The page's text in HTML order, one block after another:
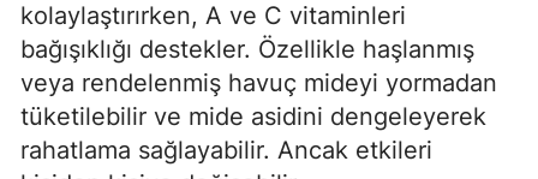
kolaylaştırırken, A ve C vitaminleri
bağışıklığı destekler. Özellikle haşlanmış
veya rendelenmiş havuç mideyi yormadan
tüketilebilir ve mide asidini dengeleyerek
rahatlama sağlayabilir. Ancak etkileri